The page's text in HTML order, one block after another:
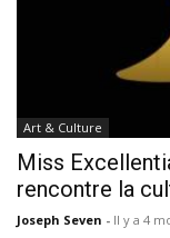
Art & Culture
Miss
rencontre la
Joseph Seven - Il y a 4